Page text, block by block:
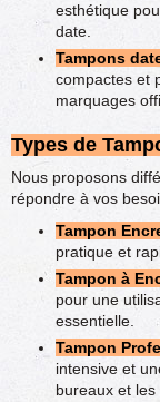
esthétique
date.
Tampons
compactes et
marquages
Types de
Nous proposons
répondre à vos
Tampon
pratique et
Tampon à
pour une
essentielle.
Tampon
intensive et
bureaux et les